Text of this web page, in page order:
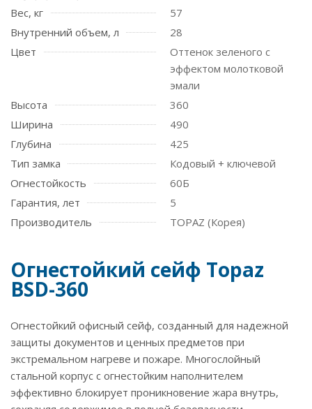
Вес, кг
57
Внутренний объем, л
28
Цвет
Оттенок зеленого с
эффектом молотковой
эмали
Высота
360
Ширина
490
Глубина
425
Тип замка
Кодовый + ключевой
Огнестойкость
60Б
Гарантия, лет
5
Производитель
TOPAZ (Корея)
Огнестойкий сейф Topaz
BSD-360
Огнестойкий офисный сейф, созданный для надежной
защиты документов и ценных предметов при
экстремальном нагреве и пожаре. Многослойный
стальной корпус с огнестойким наполнителем
эффективно блокирует проникновение жара внутрь,